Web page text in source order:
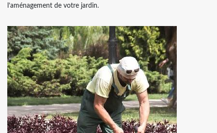
l’aménagement de votre jardin.